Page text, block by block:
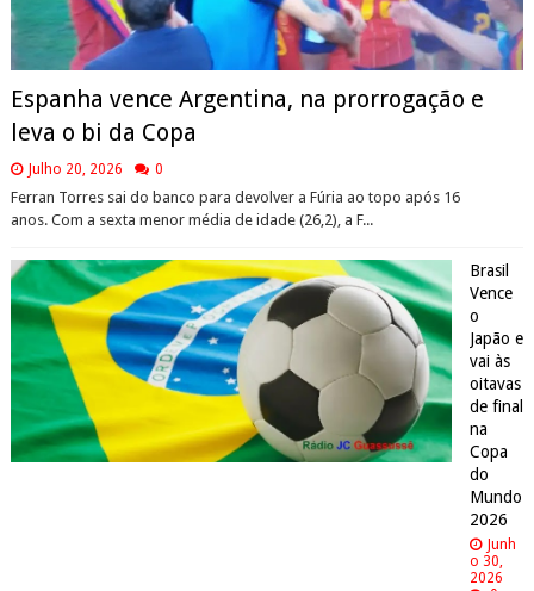
Espanha vence Argentina, na prorrogação e
leva o bi da Copa
Julho 20, 2026 0
Ferran Torres sai do banco para devolver a Fúria ao topo após 16
anos. Com a sexta menor média de idade (26,2), a F...
Brasil
Vence
o
Japão e
vai às
oitavas
de final
na
Copa
do
Mundo
2026
Junh
o 30,
2026